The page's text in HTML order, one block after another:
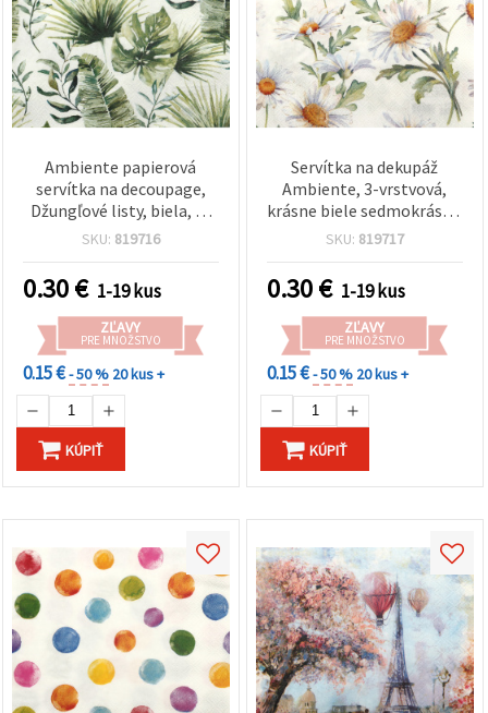
Ambiente papierová
servítka na decoupage,
Džungľové listy, biela, 3-
vrstvová, 33x33 cm - 1 ks
SKU: 819716
0.30€ 1-19 kus
ZĽAVY
PRE MNOŽSTVO
0.15 €- 50 % 20 kus +
KÚPIŤ
Servítka na dekupáž
Ambiente, 3-vrstvová,
krásne biele sedmokrásky,
33×33 cm – 1 ks
SKU: 819717
0.30€ 1-19 kus
ZĽAVY
PRE MNOŽSTVO
0.15 €- 50 % 20 kus +
KÚPIŤ